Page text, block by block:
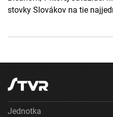
stovky Slovákov na tie
Jednotka